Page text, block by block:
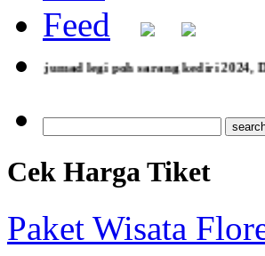
kediri 2024, Dibuka Pendaftaran
Cek Harga Tiket
Paket Wisata